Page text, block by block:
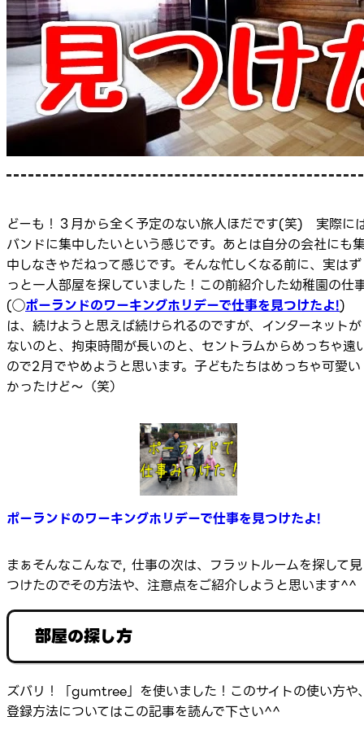
どーも！３月から全く予定のない旅人ほだです(笑) 実際に
バンドに集中したいという感じです。あとは自分の会社にも
中しなきゃだねって感じです。そんな忙しくなる前に、実はず
っと一人部屋を探していました！この前紹介した幼稚園の仕
(◯ポーランドのワーキングホリデーで仕事を見つけたよ!)
は、続けようと思えば続けられるのですが、インターネットが
ないのと、拘束時間が長いのと、セントラムからめっちゃ遠
ので2月でやめようと思います。子どもたちはめっちゃ可愛い
かったけど～（笑）
ポーランドのワーキングホリデーで仕事を見つけたよ!
まぁそんなこんなで, 仕事の次は、フラットルームを探して見
つけたのでその方法や、注意点をご紹介しようと思います^^
部屋の探し方
ズバリ！「gumtree」を使いました！このサイトの使い方や
登録方法についてはこの記事を読んで下さい^^